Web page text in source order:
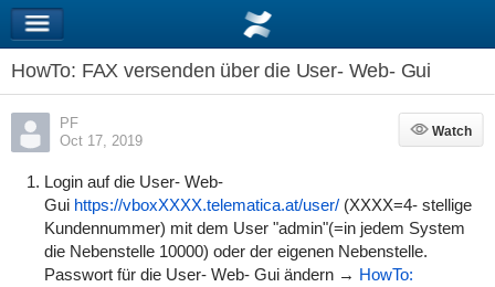
HowTo: FAX versenden über die User- Web- Gui
PF
Oct 17, 2019
Watch
Watch
Login auf die User- Web-
Gui https://vboxXXXX.telematica.at/user/(XXXX=4- stellige
Kundennummer) mit dem User "admin"(=in jedem System
die Nebenstelle 10000) oder der eigenen Nebenstelle.
Passwort für die User- Web- Gui ändern → HowTo: